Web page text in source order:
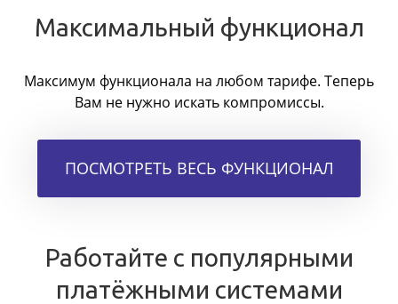
Максимальный функционал
Максимум функционала на любом тарифе. Теперь
Вам не нужно искать компромиссы.
ПОСМОТРЕТЬ ВЕСЬ ФУНКЦИОНАЛ
Работайте с популярными
платёжными системами